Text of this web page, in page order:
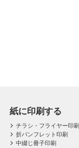
紙に印刷する
チラシ・フライヤー印刷
折パンフレット印刷
中綴じ冊子印刷